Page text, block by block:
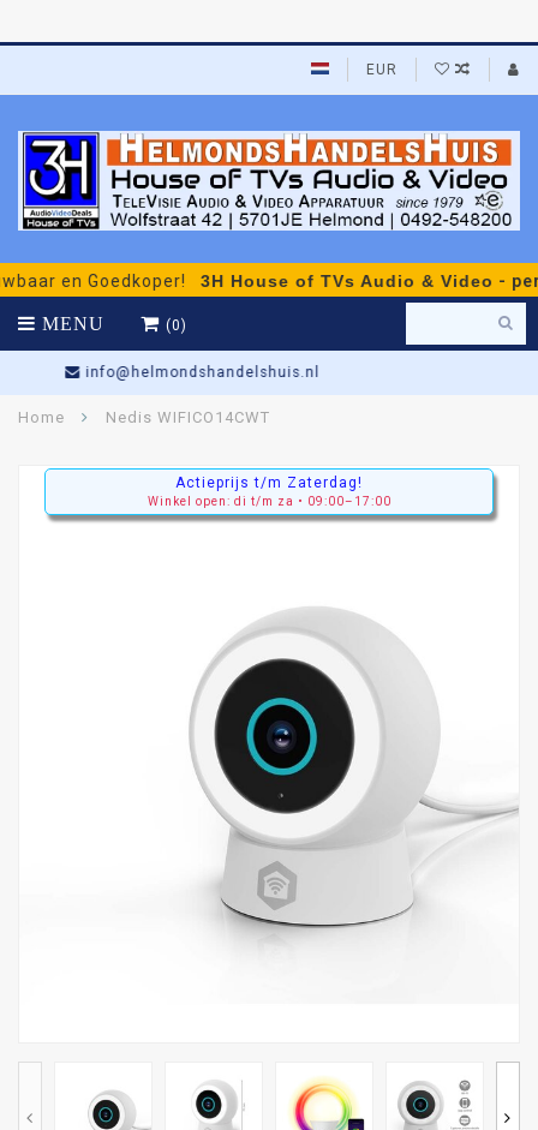
EUR
Goedkoper!3H House of TVs Audio & Video-
MENU (0)
Gratis Persoonlijk Advies
Home Nedis WIFICO14CWT
Actieprijs t/m Zaterdag!
Winkel open: di t/m za • 09:00–17:00